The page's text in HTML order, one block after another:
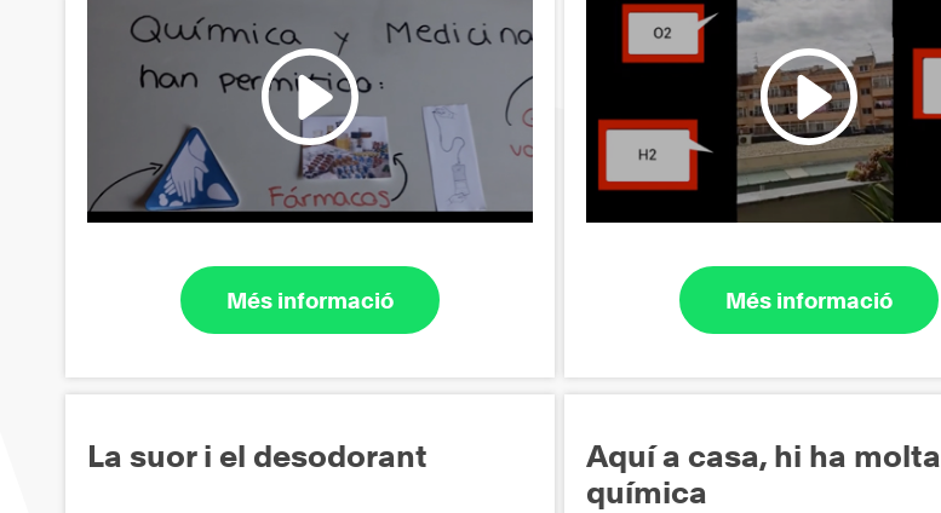
Més informació Més informació
La suor i el desodorant
Aquí a casa, hi ha molta
química